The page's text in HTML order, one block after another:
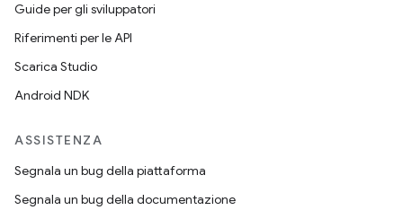
Guide per gli sviluppatori
Riferimenti per le API
Scarica Studio
Android NDK
ASSISTENZA
Segnala un bug della piattaforma
Segnala un bug della documentazione